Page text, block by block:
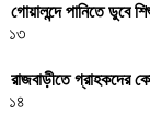
গোয়ালন্দে পানিতে ডুবে
১৩
রাজবাড়ীতে গ্রাহকদের
১৪